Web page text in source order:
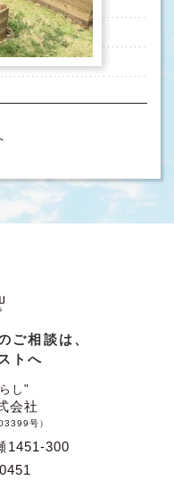
ご相談は、
トへ
し"
会社
号）
1451-300